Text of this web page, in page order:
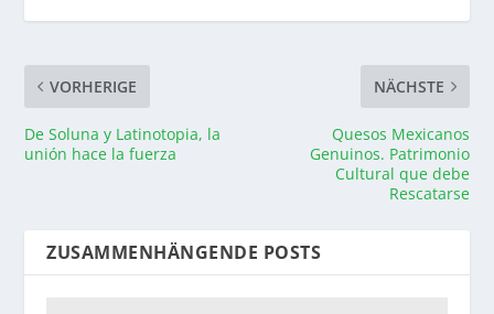
VORHERIGE
De Soluna y Latinotopia, la
unión hace la fuerza
NÄCHSTE
Quesos Mexicanos
Genuinos. Patrimonio
Cultural que debe
Rescatarse
ZUSAMMENHÄNGENDE POSTS